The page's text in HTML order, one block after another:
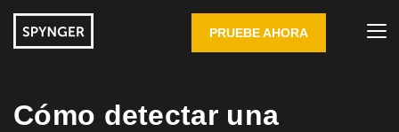
PRUEBE AHORA
Cómo detectar una